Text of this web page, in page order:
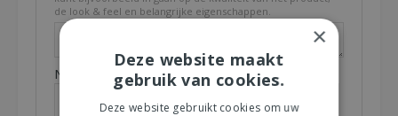
de look & feel en belangrijke eigenschappen.
Naam (zichtbaar op website): *
×
Deze website maakt
gebruik van cookies.
Deze website gebruikt cookies om uw